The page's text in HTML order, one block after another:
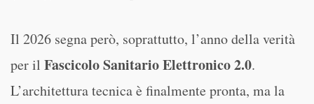
Il 2026 segna però, soprattutto, l’anno della verità
per il Fascicolo Sanitario Elettronico 2.0.
L’architettura tecnica è finalmente pronta, ma la